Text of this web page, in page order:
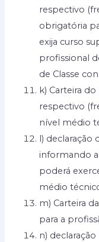
respectivo
obrigatória
exija curso
profissional
de Classe
k) Carteira
respectivo
nível médio
l) declaração
informando
poderá
médio
m) Carteira
para a
n)